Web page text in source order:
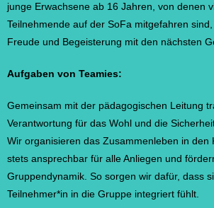
junge Erwachsene ab 16 Jahren, von denen
Teilnehmende auf der SoFa mitgefahren
Freude und Begeisterung mit den nächsten
Aufgaben von Teamies:
Gemeinsam mit der pädagogischen Leitung
Verantwortung für das Wohl und die
Wir organisieren das Zusammenleben in den
stets ansprechbar für alle Anliegen und
Gruppendynamik. So sorgen wir dafür, dass
Teilnehmer*in in die Gruppe integriert fühlt.